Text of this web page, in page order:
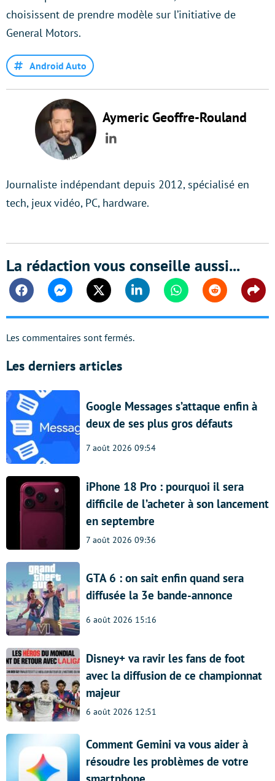
choisissent de prendre modèle sur l’initiative de
General Motors.
Android Auto
Aymeric Geoffre-Rouland
LinkedIn
Journaliste indépendant depuis 2012, spécialisé en
tech, jeux vidéo, PC, hardware.
La rédaction vous conseille aussi...
FacebookMessengerTwitter Linkedin WhatsappReddit
Les commentaires sont fermés.
Les derniers articles
Google Messages s’attaque enfin à
deux de ses plus gros défauts
7 août 2026 09:54
iPhone 18 Pro : pourquoi il sera
difficile de l’acheter à son lancement
en septembre
7 août 2026 09:36
GTA 6 : on sait enfin quand sera
diffusée la 3e bande-annonce
6 août 2026 15:16
Disney+ va ravir les fans de foot
avec la diffusion de ce championnat
majeur
6 août 2026 12:51
Comment Gemini va vous aider à
résoudre les problèmes de votre